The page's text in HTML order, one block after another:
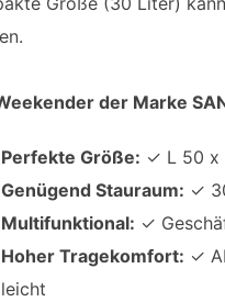
der Marke
Perfekte Größe: ✓ L 50 x
Genügend Stauraum: ✓
Multifunktional: ✓
Hoher Tragekomfort: ✓
leicht